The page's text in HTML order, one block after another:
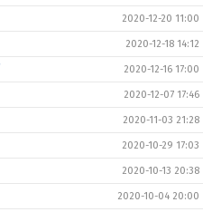
2020-12-20 11:00
2020-12-18 14:12
2020-12-16 17:00
2020-12-07 17:46
2020-11-03 21:28
2020-10-29 17:03
2020-10-13 20:38
2020-10-04 20:00